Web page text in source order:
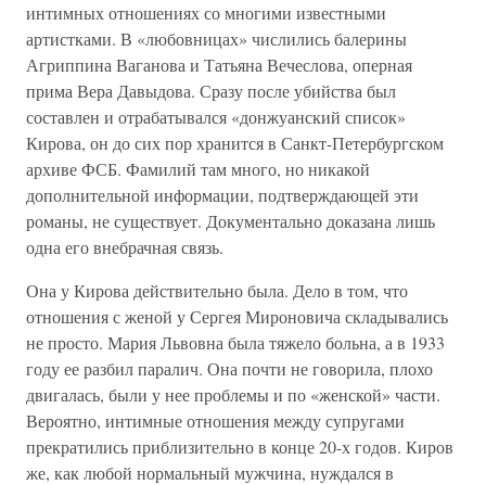
интимных отношениях со многими известными
артистками. В «любовницах» числились балерины
Агриппина Ваганова и Татьяна Вечеслова, оперная
прима Вера Давыдова. Сразу после убийства был
составлен и отрабатывался «донжуанский список»
Кирова, он до сих пор хранится в Санкт-Петербургском
архиве ФСБ. Фамилий там много, но никакой
дополнительной информации, подтверждающей эти
романы, не существует. Документально доказана лишь
одна его внебрачная связь.
Она у Кирова действительно была. Дело в том, что
отношения с женой у Сергея Мироновича складывались
не просто. Мария Львовна была тяжело больна, а в 1933
году ее разбил паралич. Она почти не говорила, плохо
двигалась, были у нее проблемы и по «женской» части.
Вероятно, интимные отношения между супругами
прекратились приблизительно в конце 20-х годов. Киров
же, как любой нормальный мужчина, нуждался в